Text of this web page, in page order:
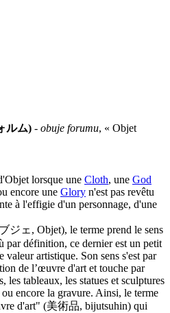
ルム) - obuje forumu, « Objet
lorsque une Cloth, une God
encore une Glory n'est pas revêtu
à l'effigie d'un personnage, d'une
ジェ, Objet), le terme prend le sens
par définition, ce dernier est un petit
valeur artistique. Son sens s'est par
de l’œuvre d'art et touche par
les tableaux, les statues et sculptures
encore la gravure. Ainsi, le terme
d'art" (美術品, bijutsuhin) qui